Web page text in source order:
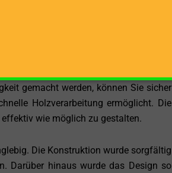
sichere Bedienung ermöglicht. Der
und Sicherheit während des Betriebs
ihn flexibel einsetzbar und dennoch
zu werden.
gemacht werden, können Sie sicher
Holzverarbeitung ermöglicht. Die
wie möglich zu gestalten.
Die Konstruktion wurde sorgfältig
Darüber hinaus wurde das Design so